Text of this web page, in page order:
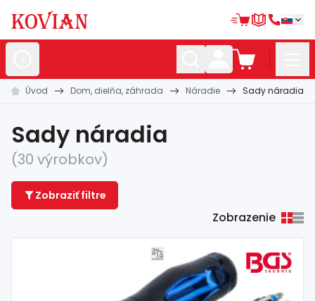
Nerezovépolotovary
polotovary
Kovanépolotovary
Zábradlia amadlá
Bránovésystémy
Automatizácia
Úvod Dom, dielňa, záhrada Náradie Sady náradia
Sady náradia
(30 výrobkov)
Zobraziť filtre
Zobrazenie